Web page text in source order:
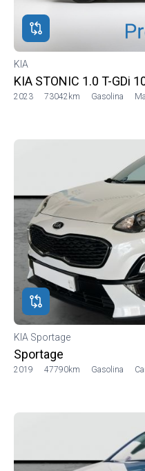
KIA
KIA STONIC 1.0 T-GDi
2023 73042km Gasolina
KIA Sportage
Sportage
2019 47790km Gasolina